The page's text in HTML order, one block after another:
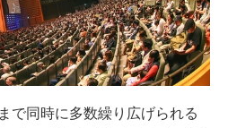
で同時に多数繰り広げられる